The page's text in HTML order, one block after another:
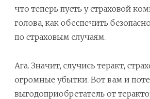
что теперь пусть у страховой
голова, как обеспечить
по страховым случаям.
Ага. Значит, случись теракт,
огромные убытки. Вот вам и
выгодоприобретатель от